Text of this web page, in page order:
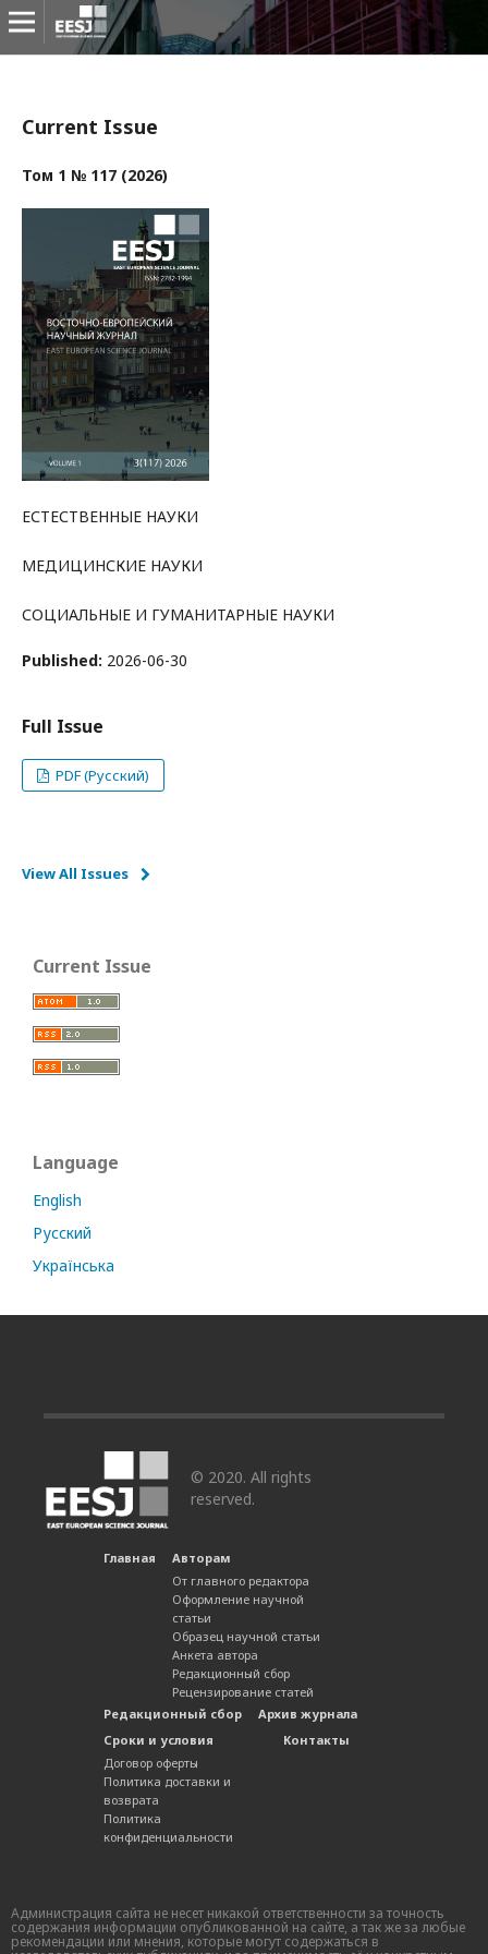
Current Issue
Том 1 № 117 (2026)
ЕСТЕСТВЕННЫЕ НАУКИ
МЕДИЦИНСКИЕ НАУКИ
СОЦИАЛЬНЫЕ И ГУМАНИТАРНЫЕ НАУКИ
Published: 2026-06-30
Full Issue
PDF (Русский)
View All Issues
Current Issue
Language
English
Русский
Українська
© 2020. All rights
reserved.
Главная
Авторам
От главного редактора
Оформление научной
статьи
Образец научной статьи
Анкета автора
Редакционный сбор
Рецензирование статей
Редакционный сбор
Архив журнала
Сроки и условия
Договор оферты
Политика доставки и
возврата
Политика
конфиденциальности
Контакты
Администрация сайта не несет никакой ответственности за точность
содержания информации опубликованной на сайте, а так же за любые
рекомендации или мнения, которые могут содержаться в